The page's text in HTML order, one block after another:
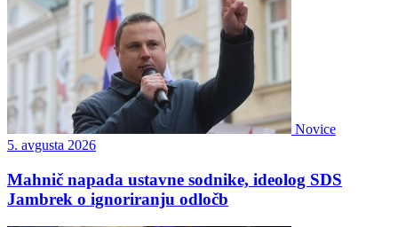
Novice
5. avgusta 2026
Mahnič napada ustavne sodnike, ideolog SDS
Jambrek o ignoriranju odločb